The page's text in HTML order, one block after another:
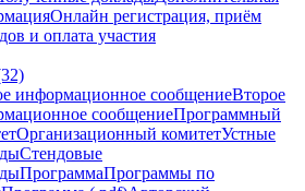
Онлайн регистрация, приём
и оплата участия
информационное сообщениеВторое
сообщениеПрограммный
Организационный комитетУстные
Стендовые
ПрограммаПрограммы по